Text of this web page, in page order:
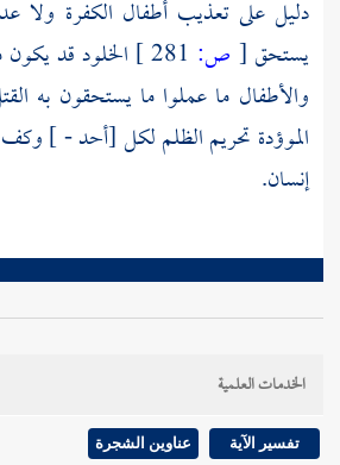
دليل على تعذيب أطفال الكفرة ولا
يستحق[ ص:
الخلود قد يكون
والأطفال ما عملوا ما يستحقون به
الموؤدة تحريم الظلم لكل [أحد - ]
إنسان.
الخدمات العلمية
تفسير الآية عناوين الشجرة